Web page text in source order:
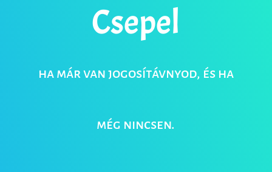
Csepel
ha már van jogosítávnyod, és ha
még nincsen.